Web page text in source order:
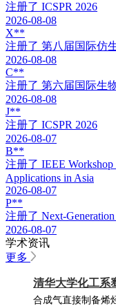
注册了 ICSPR 2026
2026-08-08
X**
注册了 第八届国际仿
2026-08-08
C**
注册了 第六届国际生
2026-08-08
J**
注册了 ICSPR 2026
2026-08-07
B**
注册了 IEEE Workshop
Applications in Asia
2026-08-07
P**
注册了 Next-
2026-08-07
学术资讯
更多
清华大学化工系
究领域取得新进
合成气直接制备烯